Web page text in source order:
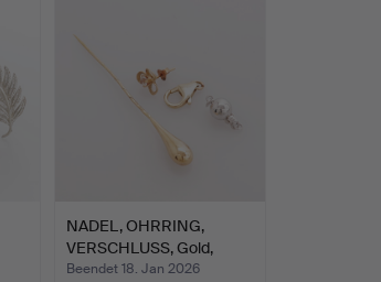
NADEL, OHRRING,
VERSCHLUSS, Gold,
Gesamtge…
Beendet 18. Jan 2026